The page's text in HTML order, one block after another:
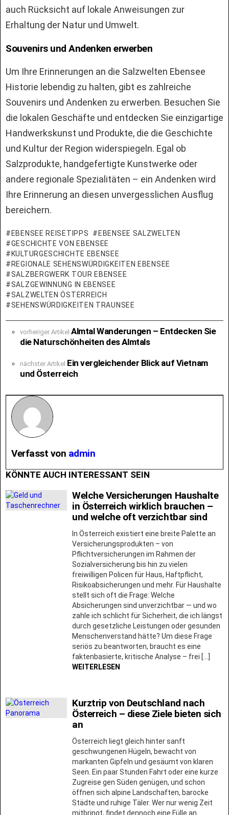
auch Rücksicht auf lokale Anweisungen zur
Erhaltung der Natur und Umwelt.
Souvenirs und Andenken erwerben
Um Ihre Erinnerungen an die Salzwelten Ebensee
Historie lebendig zu halten, gibt es zahlreiche
Souvenirs und Andenken zu erwerben. Besuchen Sie
die lokalen Geschäfte und entdecken Sie einzigartige
Handwerkskunst und Produkte, die die Geschichte
und Kultur der Region widerspiegeln. Egal ob
Salzprodukte, handgefertigte Kunstwerke oder
andere regionale Spezialitäten – ein Andenken wird
Ihre Erinnerung an diesen unvergesslichen Ausflug
bereichern.
EBENSEE REISETIPPS
EBENSEE SALZWELTEN
GESCHICHTE VON EBENSEE
KULTURGESCHICHTE EBENSEE
REGIONALE SEHENSWÜRDIGKEITEN EBENSEE
SALZBERGWERK TOUR EBENSEE
SALZGEWINNUNG IN EBENSEE
SALZWELTEN ÖSTERREICH
SEHENSWÜRDIGKEITEN TRAUNSEE
more
vorheriger Artikel Almtal Wanderungen – Entdecken Sie
die Naturschönheiten des Almtals
nächster Artikel Ein vergleichender Blick auf Vietnam
und Österreich
Verfasst von admin
KÖNNTE AUCH INTERESSANT SEIN
Welche Versicherungen Haushalte
in Österreich wirklich brauchen –
und welche oft verzichtbar sind
In Österreich existiert eine breite Palette an
Versicherungsprodukten – von
Pflichtversicherungen im Rahmen der
Sozialversicherung bis hin zu vielen
freiwilligen Policen für Haus, Haftpflicht,
Risikoabsicherungen und mehr. Für Haushalte
stellt sich oft die Frage: Welche
Absicherungen sind unverzichtbar — und wo
zahle ich schlicht für Sicherheit, die ich längst
durch gesetzliche Leistungen oder gesunden
Menschenverstand hätte? Um diese Frage
seriös zu beantworten, braucht es eine
faktenbasierte, kritische Analyse – frei […]
WEITERLESEN
Kurztrip von Deutschland nach
Österreich – diese Ziele bieten sich
an
Österreich liegt gleich hinter sanft
geschwungenen Hügeln, bewacht von
markanten Gipfeln und gesäumt von klaren
Seen. Ein paar Stunden Fahrt oder eine kurze
Zugreise gen Süden genügen, und schon
öffnen sich alpine Landschaften, barocke
Städte und ruhige Täler. Wer nur wenig Zeit
mitbringt, findet dennoch eine Fülle an